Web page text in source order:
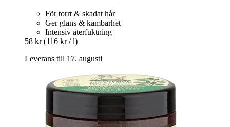
För torrt & skadat hår
Ger glans & kambarhet
Intensiv återfuktning
58 kr (116 kr / l)
Leverans till 17. augusti